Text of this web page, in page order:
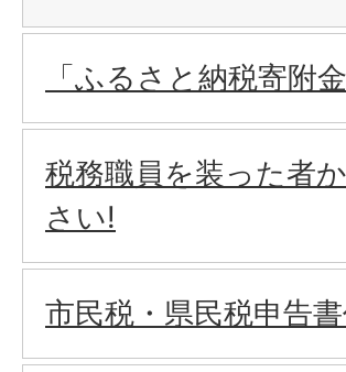
「ふるさと納税寄附
税務職員を装った者
さい!
市民税・県民税申告